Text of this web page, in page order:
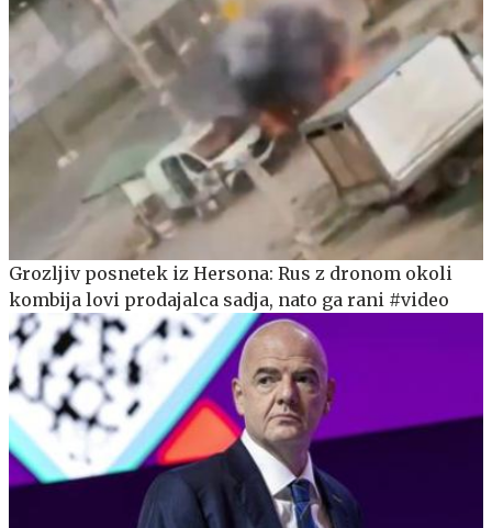
Grozljiv posnetek iz Hersona: Rus z dronom okoli
kombija lovi prodajalca sadja, nato ga rani #video